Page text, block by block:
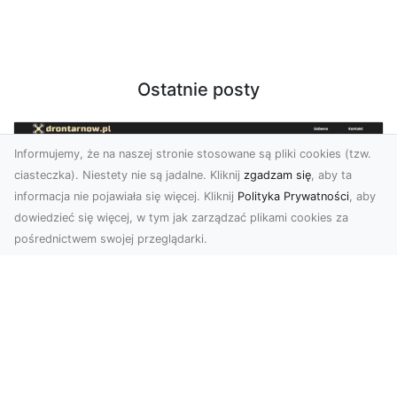
Ostatnie posty
Informujemy, że na naszej stronie stosowane są pliki cookies (tzw.
ciasteczka). Niestety nie są jadalne. Kliknij zgadzam się, aby ta
informacja nie pojawiała się więcej. Kliknij Polityka Prywatności, aby
dowiedzieć się więcej, w tym jak zarządzać plikami cookies za
pośrednictwem swojej przeglądarki.